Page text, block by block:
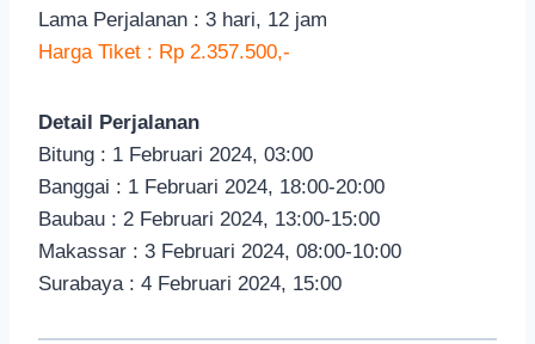
Lama Perjalanan : 3 hari, 12 jam
Harga Tiket : Rp 2.357.500,-
Detail Perjalanan
Bitung : 1 Februari 2024, 03:00
Banggai : 1 Februari 2024, 18:00-20:00
Baubau : 2 Februari 2024, 13:00-15:00
Makassar : 3 Februari 2024, 08:00-10:00
Surabaya : 4 Februari 2024, 15:00